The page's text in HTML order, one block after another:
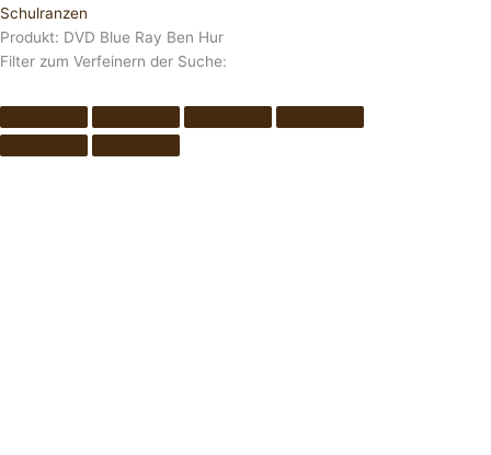
Schulranzen
Produkt: DVD Blue Ray Ben Hur
Filter zum Verfeinern der Suche: